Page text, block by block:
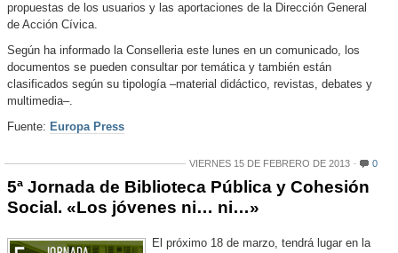
propuestas de los usuarios y las aportaciones de la Dirección General
de Acción Cívica.
Según ha informado la Conselleria este lunes en un comunicado, los
documentos se pueden consultar por temática y también están
clasificados según su tipología –material didáctico, revistas, debates y
multimedia–.
Fuente: Europa Press
VIERNES 15 DE FEBRERO DE 2013 0
5ª Jornada de Biblioteca Pública y Cohesión
Social. «Los jóvenes ni… ni…»
El próximo 18 de marzo, tendrá lugar en la